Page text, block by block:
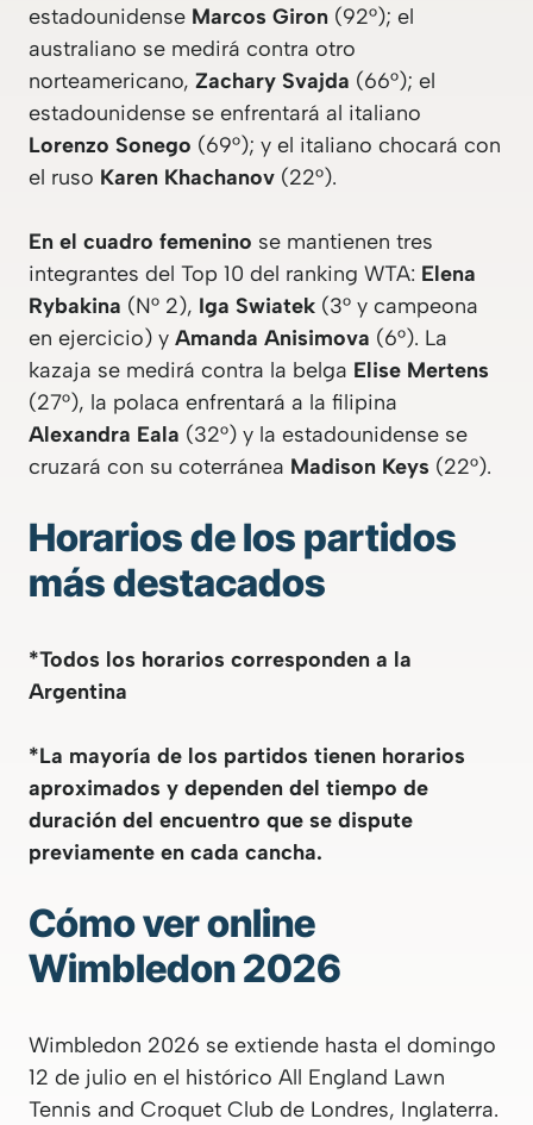
estadounidense Marcos Giron (92°); el
australiano se medirá contra otro
norteamericano, Zachary Svajda (66°); el
estadounidense se enfrentará al italiano
Lorenzo Sonego (69°); y el italiano chocará con
el ruso Karen Khachanov (22°).
En el cuadro femenino se mantienen tres
integrantes del Top 10 del ranking WTA: Elena
Rybakina (N° 2), Iga Swiatek (3° y campeona
en ejercicio) y Amanda Anisimova (6°). La
kazaja se medirá contra la belga Elise Mertens
(27°), la polaca enfrentará a la filipina
Alexandra Eala (32°) y la estadounidense se
cruzará con su coterránea Madison Keys (22°).
Horarios de los partidos
más destacados
*Todos los horarios corresponden a la
Argentina
*La mayoría de los partidos tienen horarios
aproximados y dependen del tiempo de
duración del encuentro que se dispute
previamente en cada cancha.
Cómo ver online
Wimbledon 2026
Wimbledon 2026 se extiende hasta el domingo
12 de julio en el histórico All England Lawn
Tennis and Croquet Club de Londres, Inglaterra.